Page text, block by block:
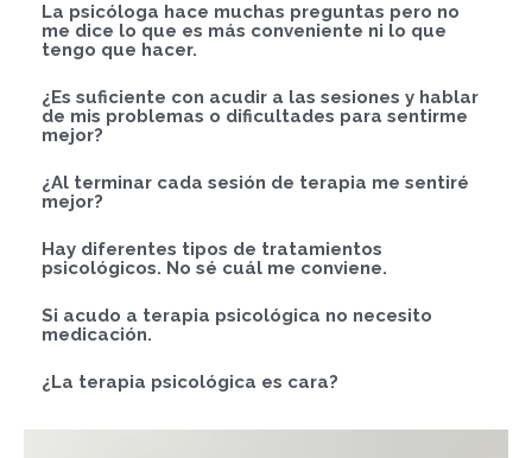
La psicóloga hace muchas preguntas pero no
me dice lo que es más conveniente ni lo que
tengo que hacer.
¿Es suficiente con acudir a las sesiones y hablar
de mis problemas o dificultades para sentirme
mejor?
¿Al terminar cada sesión de terapia me sentiré
mejor?
Hay diferentes tipos de tratamientos
psicológicos. No sé cuál me conviene.
Si acudo a terapia psicológica no necesito
medicación.
¿La terapia psicológica es cara?